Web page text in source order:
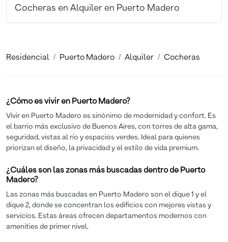
Cocheras en Alquiler en Puerto Madero
Residencial Puerto Madero Alquiler Cocheras
¿Cómo es vivir en Puerto Madero?
Vivir en Puerto Madero es sinónimo de modernidad y confort. Es
el barrio más exclusivo de Buenos Aires, con torres de alta gama,
seguridad, vistas al río y espacios verdes. Ideal para quienes
priorizan el diseño, la privacidad y el estilo de vida premium.
¿Cuáles son las zonas más buscadas dentro de Puerto
Madero?
Las zonas más buscadas en Puerto Madero son el dique 1 y el
dique 2, donde se concentran los edificios con mejores vistas y
servicios. Estas áreas ofrecen departamentos modernos con
amenities de primer nivel.